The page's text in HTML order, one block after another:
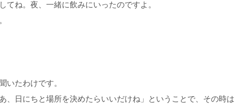
ね。夜、一緒に飲みにいったのですよ。
いたわけです。
、日にちと場所を決めたらいいだけね」ということで、その時